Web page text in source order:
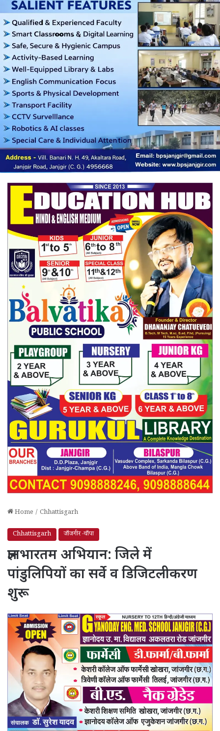
Home / Chhattisgarh
Chhattisgarh जाँजगीर -चाँपा
ज्ञानभारतम अभियान: जिले में
पांडुलिपियों का सर्वे व डिजिटलीकरण
शुरू